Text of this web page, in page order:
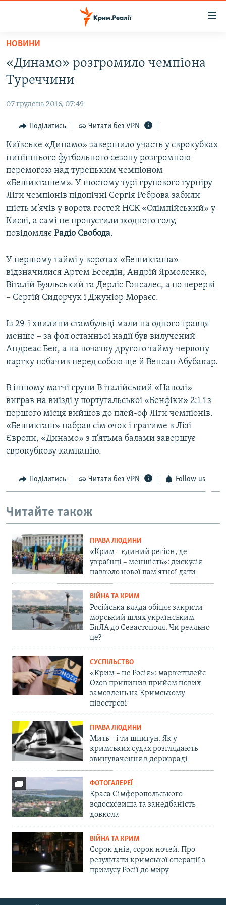
Перейти
основного
матеріалу
Перейти
до
навігації
Перейти
до
пошуку
ВОДА.КРИМ
ВІДЕО ТА ФОТО
ПОЛІТИКА
БЛОГИ
ПОГЛЯД
ІНТЕРВ'Ю
ВСЕ ЗА ДЕНЬ
СПЕЦПРОЕКТИ
ДЕПОРТАЦІЯ
ВІДЕОУРОКИ «ELIFBE»
УКРАЇНСЬКА ПРОБЛЕМА КРИМУ
ІНФОГРАФІКА
ЯК ОБІЙТИ БЛОКУВАННЯ
Qırımtatar
ДОЛУЧАЙСЯ!
Усі сайти RFE/RL
НОВИНИ
«Динамо» розгромило чемпіона
Туреччини
07 грудень 2016, 07:49
Поділитись Читати без VPN
Київське «Динамо» завершило участь у єврокубках
нинішнього футбольного сезону розгромною
перемогою над турецьким чемпіоном
«Бешикташем». У шостому турі групового турніру
Ліги чемпіонів підопічні Сергія Реброва забили
шість м’ячів у ворота гостей НСК «Олімпійський» у
Києві, а самі не пропустили жодного голу,
повідомляє Радіо Свобода.
У першому таймі у воротах «Бешикташа»
відзначилися Артем Бесєдін, Андрій Ярмоленко,
Віталій Буяльський та Дерліс Гонсалес, а по перерві
– Сергій Сидорчук і Джуніор Мораєс.
Із 29-ї хвилини стамбульці мали на одного гравця
менше – за фол останньої надії був вилучений
Андреас Бек, а на початку другого тайму червону
картку побачив перед собою ще й Венсан Абубакар.
В іншому матчі групи В італійський «Наполі»
виграв на виїзді у португальської «Бенфіки» 2:1 і з
першого місця вийшов до плей-оф Ліги чемпіонів.
«Бешикташ» набрав сім очок і гратиме в Лізі
Європи, «Динамо» з п’ятьма балами завершує
єврокубкову кампанію.
Поділитись Читати без VPN Follow us
Читайте також
ПРАВА ЛЮДИНИ
«Крим – єдиний регіон, де
українці – меншість»: дискусія
навколо нової пам'ятної дати
ВІЙНА ТА КРИМ
Російська влада обіцяє закрити
морський шлях українським
БпЛА до Севастополя. Чи реально
це?
СУСПІЛЬСТВО
«Крим – не Росія»: маркетплейс
Ozon припинив прийом нових
замовлень на Кримському
півострові
ПРАВА ЛЮДИНИ
Мить – і ти шпигун. Як у
кримських судах розглядають
звинувачення в держзраді
ФОТОГАЛЕРЕЇ
Краса Сімферопольського
водосховища та занедбаність
довкола
ВІЙНА ТА КРИМ
Сорок днів, сорок ночей. Про
результати кримської операції з
примусу Росії до миру